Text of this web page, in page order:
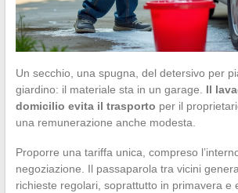
Un secchio, una spugna, del detersivo per
giardino: il materiale sta in un garage. Il
domicilio evita il trasporto per il
una remunerazione anche modesta.
Proporre una tariffa unica, compreso
negoziazione. Il passaparola tra vicini
richieste regolari, soprattutto in primavera e